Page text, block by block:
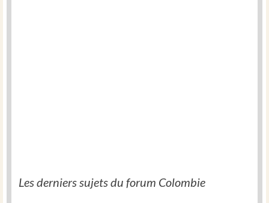
Les derniers sujets du forum Colombie